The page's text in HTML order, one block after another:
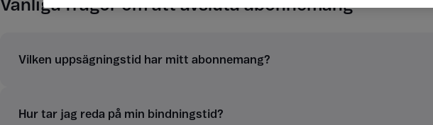
Vanliga frågor om att avsluta abonnemang
Vilken uppsägningstid har mitt abonnemang?
Hur tar jag reda på min bindningstid?